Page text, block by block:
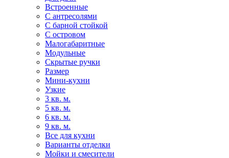
Встроенные
С антресолями
С барной стойкой
С островом
Малогабаритные
Модульные
Скрытые ручки
Размер
Мини-кухни
Узкие
3 кв. м.
5 кв. м.
6 кв. м.
9 кв. м.
Все для кухни
Варианты отделки
Мойки и смесители